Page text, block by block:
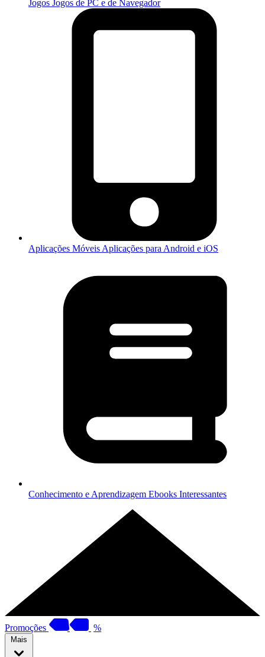
Jogos Jogos de PC e de Navegador
Aplicações Móveis Aplicações para Android e iOS
Conhecimento e Aprendizagem Ebooks Interessantes
Promoções %
Mais